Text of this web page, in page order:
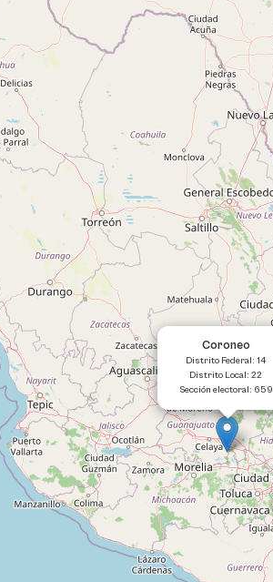
Coroneo
Distrito Federal: 14
Distrito Local: 22
Sección electoral: 659